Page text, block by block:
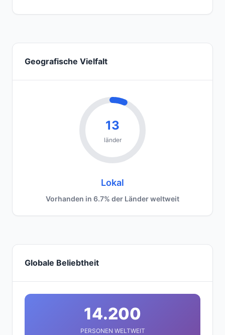
Geografische Vielfalt
13
länder
Lokal
Vorhanden in 6.7% der Länder weltweit
Globale Beliebtheit
14.200
PERSONEN WELTWEIT